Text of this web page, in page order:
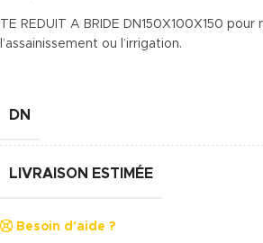
TE REDUIT A BRIDE DN150X100X150
l’assainissement ou l’irrigation.
DN
LIVRAISON ESTIMÉE
Besoin d'aide ?